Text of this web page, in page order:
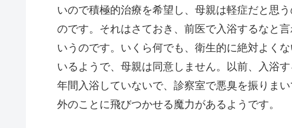
いので積極的治療を希望し、母親は軽症だと思
のです。それはさておき、前医で入浴するなと
いうのです。いくら何でも、衛生的に絶対よく
いるようで、母親は同意しません。以前、入浴
年間入浴していないで、診察室で悪臭を振りま
外のことに飛びつかせる魔力があるようです。